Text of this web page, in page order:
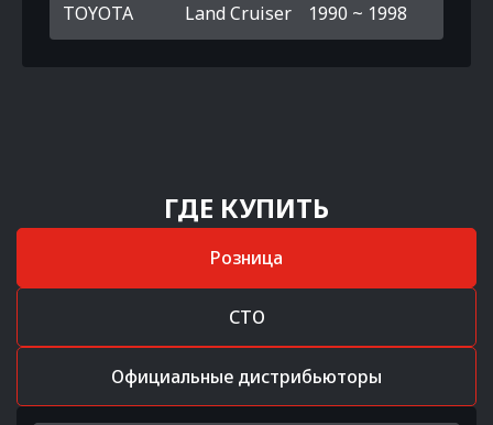
TOYOTA Land Cruiser 1990 ~ 1998
ГДЕ КУПИТЬ
Розница
СТО
Официальные дистрибьюторы